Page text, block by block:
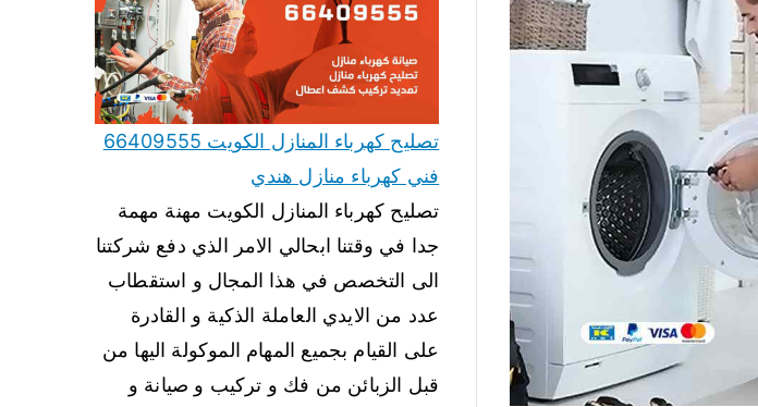
تصليح كهرباء المنازل الكويت 66409555
فني كهرباء منازل هندي
تصليح كهرباء المنازل الكويت مهنة مهمة
جدا في وقتنا ابحالي الامر الذي دفع شركتنا
الى التخصص في هذا المجال و استقطاب
عدد من الايدي العاملة الذكية و القادرة
على القيام بجميع المهام الموكولة اليها من
قبل الزبائن من فك و تركيب و صيانة و